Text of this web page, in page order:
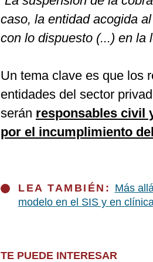
caso, la entidad acogida
con lo dispuesto (...) en la
Un tema clave es que los
entidades del sector
serán responsables civil
por el incumplimiento
LEA TAMBIÉN: Más
modelo en el SIS y en
TE PUEDE INTERESAR